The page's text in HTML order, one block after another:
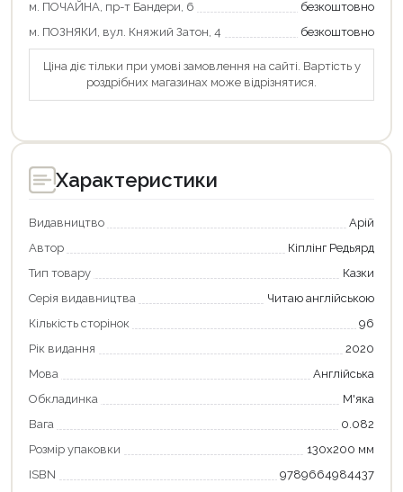
м. ПОЧАЙНА, пр-т Бандери, 6
безкоштовно
м. ПОЗНЯКИ, вул. Княжий Затон, 4
безкоштовно
Ціна діє тільки при умові замовлення на сайті. Вартість у
роздрібних магазинах може відрізнятися.
Характеристики
Видавництво
Арій
Автор
Кіплінг Редьярд
Тип товару
Казки
Серія видавництва
Читаю англійською
Кількість сторінок
96
Рік видання
2020
Мова
Англійська
Обкладинка
М'яка
Вага
0.082
Розмір упаковки
130х200 мм
ISBN
9789664984437
Продовжити покупки
Оформити замовлення